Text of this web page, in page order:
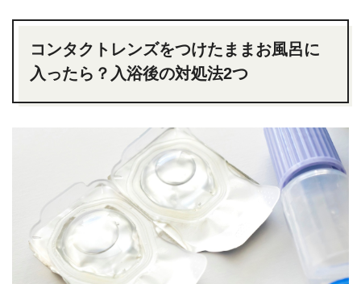
コンタクトレンズをつけたままお風呂に
入ったら？入浴後の対処法2つ